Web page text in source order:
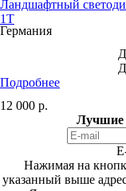
Ландшафтный
1T
Германия
Подробнее
12 000 р.
Лучшие
Нажимая на
указанный выше